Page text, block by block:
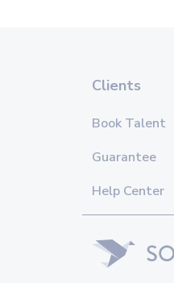
Clients
Book Talent
Guarantee
Help Center